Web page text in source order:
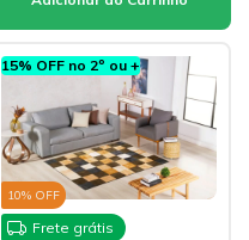
15% OFF no 2º ou +
10% OFF
Frete grátis